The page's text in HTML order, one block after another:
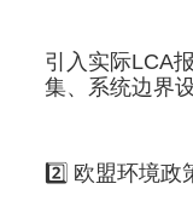
引入实际LCA
集、系统边界
2️⃣ 欧盟环境政